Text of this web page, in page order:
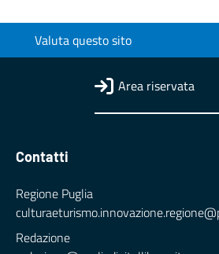
Valuta questo sito
Area riservata
Contatti
Regione Puglia
Redazione